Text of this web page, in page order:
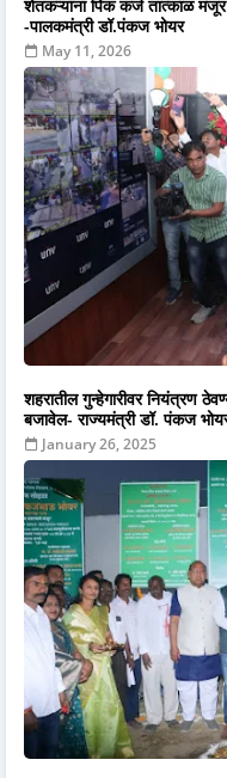
शेतकऱ्यांना पिक कर्ज तात्काळ मंजूर
-पालकमंत्री डॉ.पंकज भोयर
May 11, 2026
शहरातील गुन्हेगारीवर नियंत्रण
बजावेल- राज्यमंत्री डॉ. पंकज
January 26, 2025